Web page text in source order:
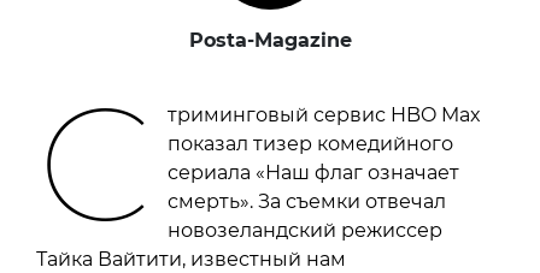
Posta-Magazine
С
триминговый сервис HBO Max
показал тизер комедийного
сериала «Наш флаг означает
смерть». За съемки отвечал
новозеландский режиссер
Тайка Вайтити, известный нам